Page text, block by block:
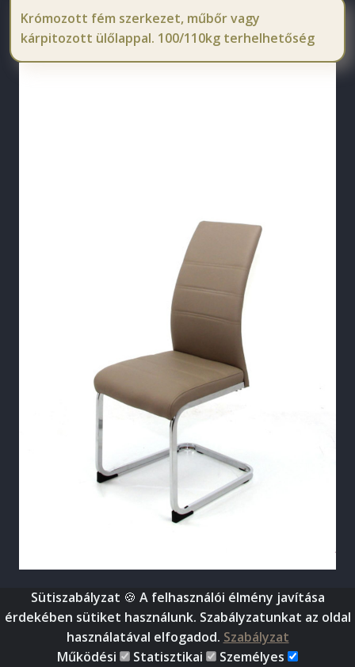
Krómozott fém szerkezet, műbőr vagy
kárpitozott ülőlappal. 100/110kg terhelhetőség
©2026, World Bútor - Amíg a föld forog, nálunk megtalálod
bútorod. (Minden jog fenntartva)
Sütiszabályzat 🍪 A felhasználói élmény javítása
érdekében sütiket használunk. Szabályzatunkat az oldal
használatával elfogadod. Szabályzat
Működési
Statisztikai Személyes